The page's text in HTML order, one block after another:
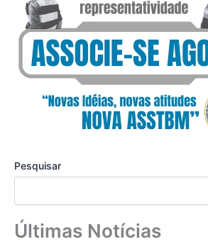
Pesquisar
Últimas Notícias